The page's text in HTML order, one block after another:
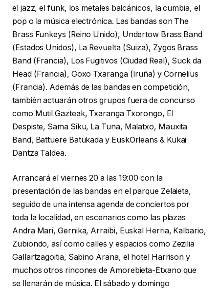
el jazz, el funk, los metales balcánicos, la cumbia, el
pop o la música electrónica. Las bandas son The
Brass Funkeys (Reino Unido), Undertow Brass Band
(Estados Unidos), La Revuelta (Suiza), Zygos Brass
Band (Francia), Los Fugitivos (Ciudad Real), Suck da
Head (Francia), Goxo Txaranga (Iruña) y Cornelius
(Francia). Además de las bandas en competición,
también actuarán otros grupos fuera de concurso
como Mutil Gazteak, Txaranga Txorongo, El
Despiste, Sama Siku, La Tuna, Malatxo, Mauxita
Band, Battuere Batukada y EuskOrleans & Kukai
Dantza Taldea.
Arrancará el viernes 20 a las 19:00 con la
presentación de las bandas en el parque Zelaieta,
seguido de una intensa agenda de conciertos por
toda la localidad, en escenarios como las plazas
Andra Mari, Gernika, Arraibi, Euskal Herria, Kalbario,
Zubiondo, así como calles y espacios como Zezilia
Gallartzagoitia, Sabino Arana, el hotel Harrison y
muchos otros rincones de Amorebieta-Etxano que
se llenarán de música. El sábado y domingo